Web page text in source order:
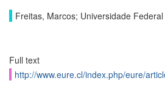
Freitas, Marcos; Universidade
Full text
http://www.eure.cl/index.php/eure/